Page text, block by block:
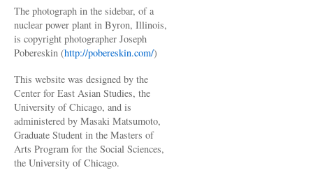
The photograph in the sidebar, of a
nuclear power plant in Byron, Illinois,
is copyright photographer Joseph
Pobereskin (http://pobereskin.com/)
This website was designed by the
Center for East Asian Studies, the
University of Chicago, and is
administered by Masaki Matsumoto,
Graduate Student in the Masters of
Arts Program for the Social Sciences,
the University of Chicago.